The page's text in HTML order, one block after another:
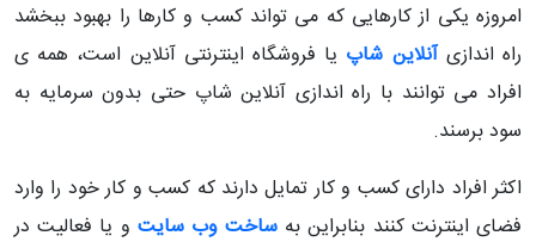
امروزه یکی از کارهایی که می تواند کسب و کارها را بهبود ببخشد
راه اندازیآنلاین شاپ یا فروشگاه اینترنتی آنلاین است، همه ی
افراد می توانند با راه اندازی آنلاین شاپ حتی بدون سرمایه به
سود برسند.
اکثر افراد دارای کسب و کار تمایل دارند که کسب و کار خود را وارد
فضای اینترنت کنند بنابراین به ساخت وب سایت و یا فعالیت در